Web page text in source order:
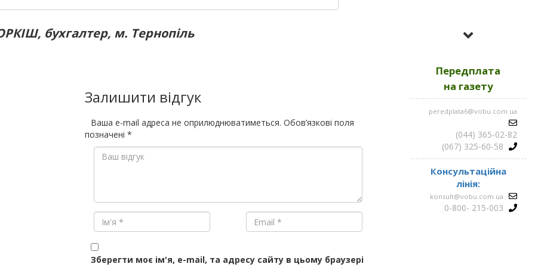
бухгалтер, м. Тернопіль
Залишити відгук
Ваша e-mail адреса не оприлюднюватиметься. Обов’язкові поля
позначені *
Зберегти моє ім'я, e-mail, та адресу сайту в цьому браузері
2023
Усі номери за
2022
Усі номери за
2021
Передплата
на газету
peredplata6@vobu.com.ua
(044) 365-02-82
(067) 325-60-58
Консультаційна
лінія:
konsult@vobu.com.ua
0-800- 215-003